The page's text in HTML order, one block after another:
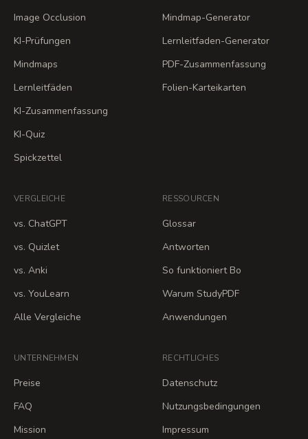
Image Occlusion
KI-Prüfungen
Mindmaps
Lernleitfäden
KI-Zusammenfassung
KI-Quiz
Spickzettel
Mindmap-Generator
Lernleitfaden-Generator
PDF-Zusammenfassung
Folien-Karteikarten
VERGLEICHE
vs. ChatGPT
vs. Quizlet
vs. Anki
vs. YouLearn
Alle Vergleiche
RESSOURCEN
Glossar
Antworten
So funktioniert Bo
Warum StudyPDF
Anwendungen
UNTERNEHMEN
Preise
FAQ
Mission
RECHTLICHES
Datenschutz
Nutzungsbedingungen
Impressum